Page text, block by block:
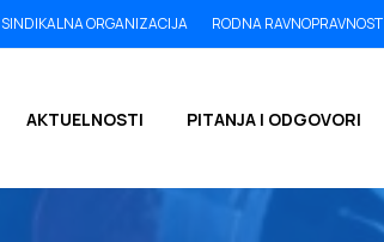
SINDIKALNA ORGANIZACIJA RODNA RAVNOPRAVNOST
AKTUELNOSTI PITANJA I ODGOVORI